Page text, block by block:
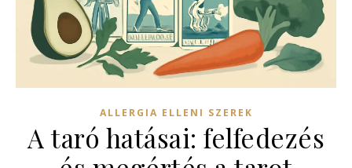
ALLERGIA ELLENI SZEREK
A taró hatásai: felfedezés